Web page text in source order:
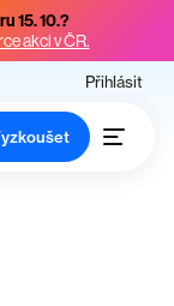
15. 10.?
akci v ČR.
Přihlásit